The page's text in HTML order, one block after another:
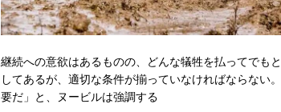
継続への意欲はあるものの、どんな犠牲を払ってでも
してあるが、適切な条件が揃っていなければならない
要だ」と、ヌービルは強調する